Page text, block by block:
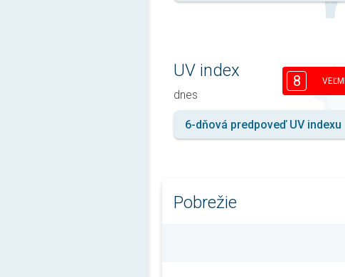
UV index
dnes
8
6-dňová predpoveď UV indexu
Pobrežie